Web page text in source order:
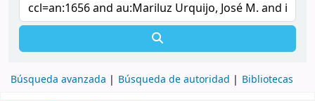
Búsqueda avanzada Búsqueda de autoridad Bibliotecas